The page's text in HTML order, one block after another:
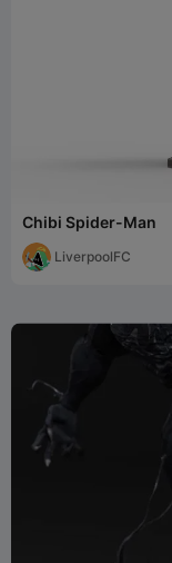
Chibi Spider-Man
LiverpoolFC